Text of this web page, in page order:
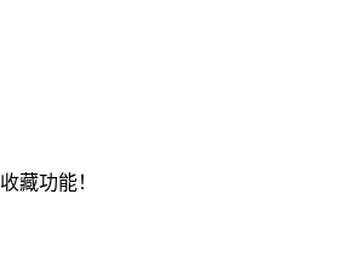
藏功能！